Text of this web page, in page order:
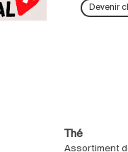
Devenir
Thé
Assortiment